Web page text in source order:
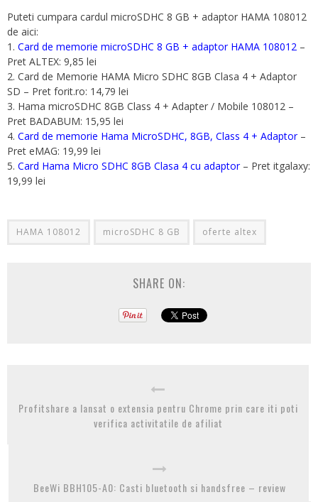
Puteti cumpara cardul microSDHC 8 GB + adaptor HAMA 108012
de aici:
1. Card de memorie microSDHC 8 GB + adaptor HAMA 108012 –
Pret ALTEX: 9,85 lei
2. Card de Memorie HAMA Micro SDHC 8GB Clasa 4 + Adaptor
SD – Pret forit.ro: 14,79 lei
3. Hama microSDHC 8GB Class 4 + Adapter / Mobile 108012 –
Pret BADABUM: 15,95 lei
4. Card de memorie Hama MicroSDHC, 8GB, Class 4 + Adaptor–
Pret eMAG: 19,99 lei
5. Card Hama Micro SDHC 8GB Clasa 4 cu adaptor– Pret itgalaxy:
19,99 lei
HAMA 108012 microSDHC 8 GB oferte altex
SHARE ON:
Profitshare a lansat o extensia pentru Chrome prin care iti poti
verifica activitatile de afiliat
BeeWi BBH105-A0: Casti bluetooth si handsfree – review